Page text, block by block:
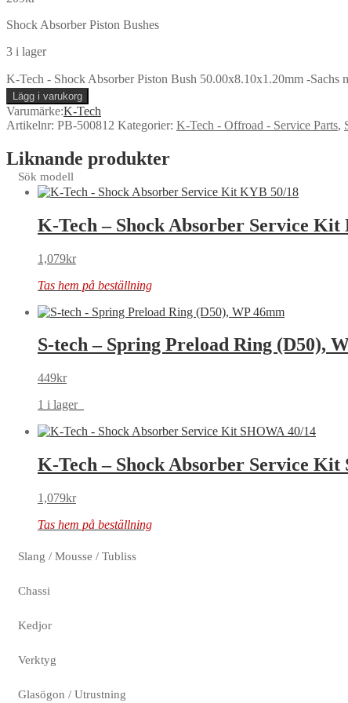
Shock Absorber Piston Bushes
3 i lager
K-Tech - Shock Absorber Piston Bush 50.00x8.10x1.20mm -Sachs
Lägg i varukorg
Varumärke:K-Tech
Artikelnr: PB-500812 Kategorier: K-Tech - Offroad - Service Parts,
Liknande produkter
K-Tech – Shock Absorber Service Kit
1,079kr
Tas hem på beställning
S-tech – Spring Preload Ring (D50),
449kr
1 i lager
K-Tech – Shock Absorber Service Kit
1,079kr
Tas hem på beställning
Sök modell
Slang / Mousse / Tubliss
Chassi
Kedjor
Verktyg
Glasögon / Utrustning